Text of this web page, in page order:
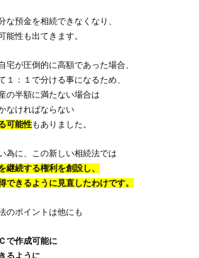
預金を相続できなくなり、
能性も出てきます。
宅が圧倒的に高額であった場合、
１：１で分ける事になるため、
の半額に満たない場合は
なければならない
可能性もありました。
為に、この新しい相続法では
継続する権利を創設し、
できるように見直したわけです。
のポイントは他にも
で作成可能に
るように